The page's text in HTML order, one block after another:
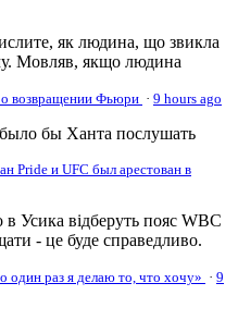
як людина, що звикла
Мовляв, якщо людина
возвращении Фьюри · 9 hours ago
бы Ханта послушать
Pride и UFC был арестован в
Усика відберуть пояс WBC
- це буде справедливо.
один раз я делаю то, что хочу» · 9